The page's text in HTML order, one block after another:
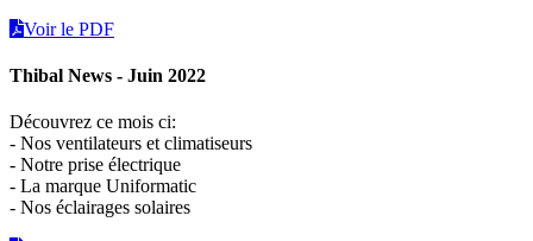
Voir le PDF
Thibal News - Juin 2022
Découvrez ce mois ci:
- Nos ventilateurs et climatiseurs
- Notre prise électrique
- La marque Uniformatic
- Nos éclairages solaires